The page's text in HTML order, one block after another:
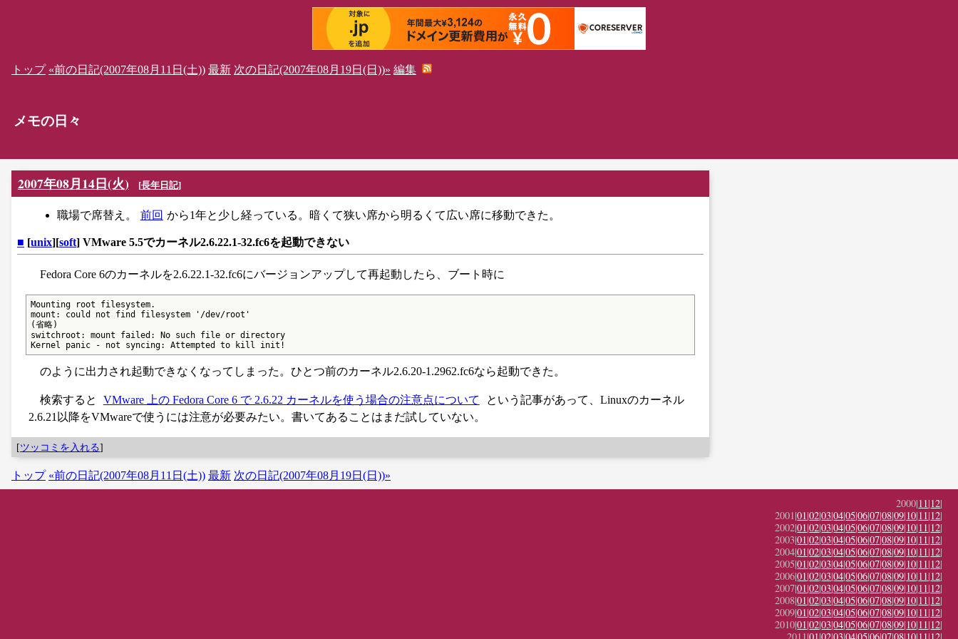
トップ «前の日記(2007年08月11日(土)) 最新 次の日記(2007年08月19日(日))» 編集
メモの日々
2007年08月14日(火) [長年日記]
職場で席替え。 前回 から1年と少し経っている。暗くて狭い席から明るくて広い席に移動できた。
■ [unix][soft] VMware 5.5でカーネル2.6.22.1-32.fc6を起動できない
Fedora Core 6のカーネルを2.6.22.1-32.fc6にバージョンアップして再起動したら、ブート時に
Mounting root filesystem.
mount: could not find filesystem '/dev/root'
(省略)
switchroot: mount failed: No such file or directory
Kernel panic - not syncing: Attempted to kill init!
のように出力され起動できなくなってしまった。ひとつ前のカーネル2.6.20-1.2962.fc6なら起動できた。
検索すると VMware 上の Fedora Core 6 で 2.6.22 カーネルを使う場合の注意点について
という記事があって、Linuxのカーネル
2.6.21以降をVMwareで使うには注意が必要みたい。書いてあることはまだ試していない。
[ツッコミを入れる]
トップ «前の日記(2007年08月11日(土)) 最新 次の日記(2007年08月19日(日))»
2000|11|12|
2001|01|02|03|04|05|06|07|08|09|10|11|12|
2002|01|02|03|04|05|06|07|08|09|10|11|12|
2003|01|02|03|04|05|06|07|08|09|10|11|12|
2004|01|02|03|04|05|06|07|08|09|10|11|12|
2005|01|02|03|04|05|06|07|08|09|10|11|12|
2006|01|02|03|04|05|06|07|08|09|10|11|12|
2007|01|02|03|04|05|06|07|08|09|10|11|12|
2008|01|02|03|04|05|06|07|08|09|10|11|12|
2009|01|02|03|04|05|06|07|08|09|10|11|12|
2010|01|02|03|04|05|06|07|08|09|10|11|12|